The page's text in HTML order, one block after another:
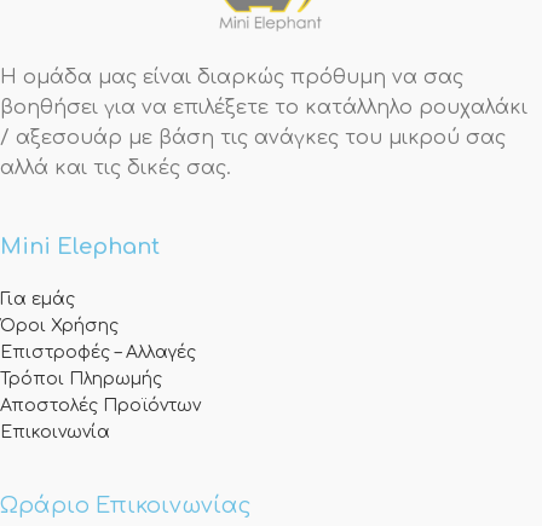
Η ομάδα μας είναι διαρκώς πρόθυμη να σας
βοηθήσει για να επιλέξετε το κατάλληλο ρουχαλάκι
/ αξεσουάρ με βάση τις ανάγκες του μικρού σας
αλλά και τις δικές σας.
Mini Elephant
Για εμάς
Όροι Χρήσης
Επιστροφές – Αλλαγές
Τρόποι Πληρωμής
Αποστολές Προϊόντων
Επικοινωνία
Ωράριο Επικοινωνίας